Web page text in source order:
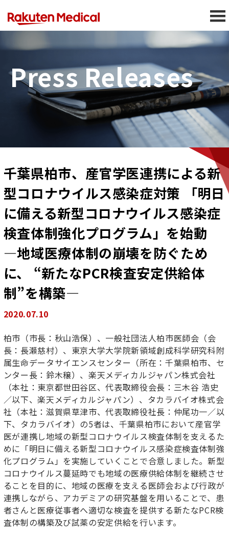
Press Releases
千葉県柏市、産官学医連携による新
型コロナウイルス感染症対策 「明日
に備える新型コロナウイルス感染症
検査体制強化プログラム」を始動
―地域医療体制の崩壊を防ぐため
に、 “新たなPCR検査安定供給体
制”を構築―
2020.07.10
柏市（市長：秋山浩保）、一般社団法人柏市医師会（会
長：長瀬慈村）、東京大学大学院新領域創成科学研究科附
属生命データサイエンスセンター（所在：千葉県柏市、セ
ンター長：鈴木穣）、楽天メディカルジャパン株式会社
（本社：東京都世田谷区、代表取締役会長：三木谷 浩史
／以下、楽天メディカルジャパン）、タカラバイオ株式会
社（本社：滋賀県草津市、代表取締役社長：仲尾功一／以
下、タカラバイオ）の5者は、千葉県柏市において産官学
医が連携し地域の新型コロナウイルス検査体制を支えるた
めに「明日に備える新型コロナウイルス感染症検査体制強
化プログラム」を実施していくことで合意しました。新型
コロナウイルス蔓延時でも地域の医療供給体制を継続させ
ることを目的に、地域の医療を支える医師会および行政が
連携しながら、アカデミアの研究基盤を用いることで、患
者さんと医療従事者へ適切な検査を提供する新たなPCR検
査体制の構築及び試薬の安定供給を行います。